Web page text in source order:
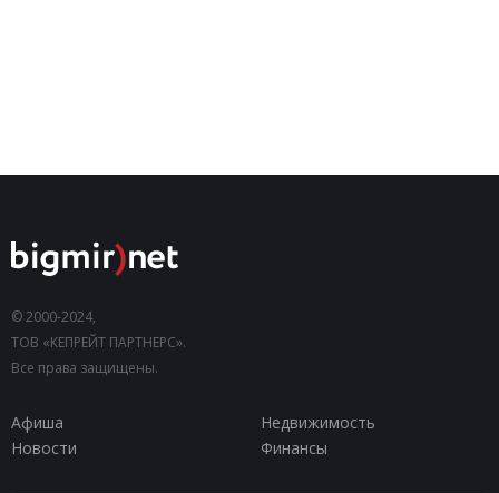
© 2000-2024,
ТОВ «КЕПРЕЙТ ПАРТНЕРС».
Все права защищены.
Афиша
Недвижимость
Новости
Финансы